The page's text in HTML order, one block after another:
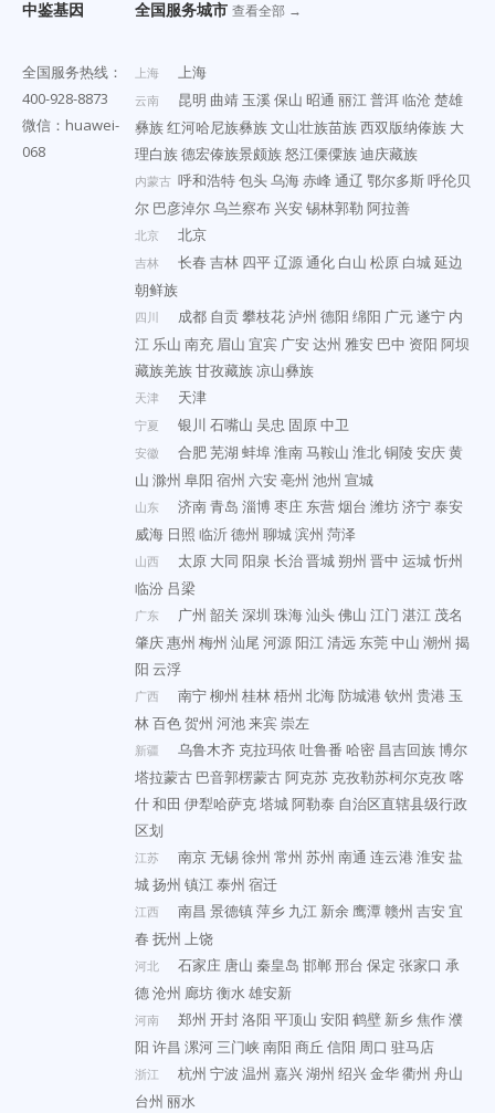
中鉴基因
全国服务热线：
400-928-8873
微信：huawei-
068
全国服务城市 查看全部 →
上海 上海
云南 昆明 曲靖 玉溪保山 昭通 丽江普洱临沧楚雄
彝族红河哈尼族彝族文山壮族苗族西双版纳傣族 大
理白族德宏傣族景颇族怒江傈僳族迪庆藏族
内蒙古 呼和浩特包头乌海赤峰通辽 鄂尔多斯呼伦贝
尔 巴彦淖尔乌兰察布 兴安锡林郭勒 阿拉善
北京 北京
吉林 长春 吉林 四平辽源通化 白山 松原 白城延边
朝鲜族
四川 成都 自贡攀枝花泸州 德阳 绵阳 广元遂宁 内
江 乐山 南充 眉山 宜宾 广安达州 雅安 巴中 资阳 阿坝
藏族羌族甘孜藏族凉山彝族
天津 天津
宁夏 银川 石嘴山 吴忠 固原中卫
安徽 合肥芜湖 蚌埠淮南马鞍山 淮北铜陵 安庆黄
山 滁州 阜阳 宿州 六安亳州 池州 宣城
山东 济南青岛 淄博枣庄 东营烟台 潍坊济宁泰安
威海 日照 临沂德州 聊城滨州 菏泽
山西 太原 大同 阳泉 长治晋城朔州 晋中 运城忻州
临汾 吕梁
广东 广州 韶关 深圳 珠海汕头佛山 江门 湛江 茂名
肇庆惠州 梅州 汕尾 河源阳江清远 东莞中山 潮州 揭
阳 云浮
广西 南宁柳州 桂林梧州 北海防城港钦州 贵港 玉
林百色贺州 河池来宾崇左
新疆 乌鲁木齐 克拉玛依 吐鲁番 哈密 昌吉回族博尔
塔拉蒙古 巴音郭楞蒙古阿克苏 克孜勒苏柯尔克孜喀
什和田 伊犁哈萨克塔城阿勒泰 自治区直辖县级行政
区划
江苏 南京无锡徐州 常州 苏州 南通 连云港淮安盐
城扬州 镇江泰州 宿迁
江西 南昌 景德镇萍乡 九江 新余鹰潭赣州 吉安宜
春 抚州 上饶
河北 石家庄 唐山 秦皇岛 邯郸邢台 保定 张家口 承
德沧州 廊坊衡水雄安新
河南 郑州 开封洛阳 平顶山 安阳 鹤壁 新乡焦作濮
阳 许昌 漯河三门峡南阳 商丘 信阳 周口 驻马店
浙江 杭州 宁波 温州 嘉兴湖州 绍兴金华衢州 舟山
台州 丽水